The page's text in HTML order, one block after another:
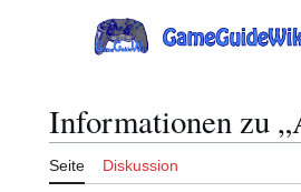
Hauptmenü
Informationen zu
Seite Diskussion